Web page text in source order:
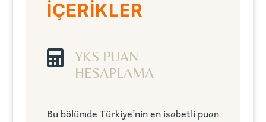
İÇERİKLER

YKS PUAN
HESAPLAMA
Bu bölümde Türkiye’nin en isabetli puan